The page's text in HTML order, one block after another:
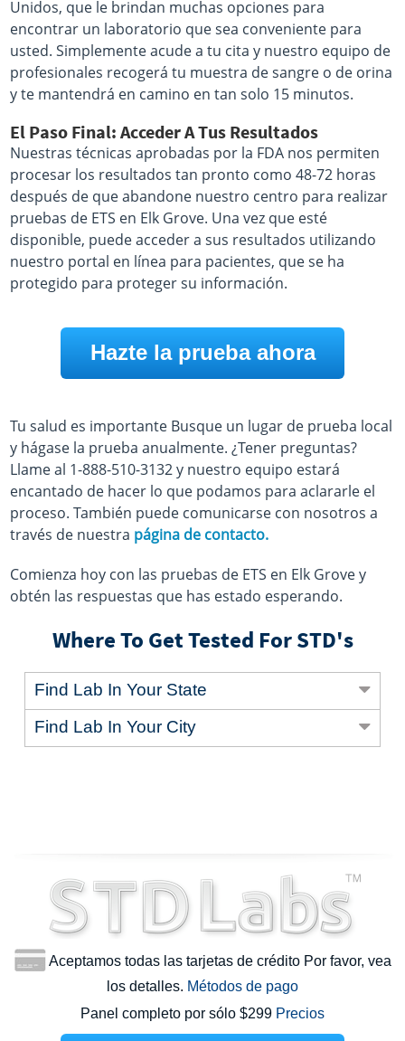
Unidos, que le brindan muchas opciones para
encontrar un laboratorio que sea conveniente para
usted. Simplemente acude a tu cita y nuestro equipo de
profesionales recogerá tu muestra de sangre o de orina
y te mantendrá en camino en tan solo 15 minutos.
El Paso Final: Acceder A Tus Resultados
Nuestras técnicas aprobadas por la FDA nos permiten
procesar los resultados tan pronto como 48-72 horas
después de que abandone nuestro centro para realizar
pruebas de ETS en Elk Grove. Una vez que esté
disponible, puede acceder a sus resultados utilizando
nuestro portal en línea para pacientes, que se ha
protegido para proteger su información.
Hazte la prueba ahora
Tu salud es importante Busque un lugar de prueba local
y hágase la prueba anualmente. ¿Tener preguntas?
Llame al 1-888-510-3132 y nuestro equipo estará
encantado de hacer lo que podamos para aclararle el
proceso. También puede comunicarse con nosotros a
través de nuestra página de contacto.
Comienza hoy con las pruebas de ETS en Elk Grove y
obtén las respuestas que has estado esperando.
Where To Get Tested For STD's
Find Lab In Your State
Find Lab In Your City
Aceptamos todas las tarjetas de crédito Por favor, vea
los detalles. Métodos de pago
Panel completo por sólo $299 Precios